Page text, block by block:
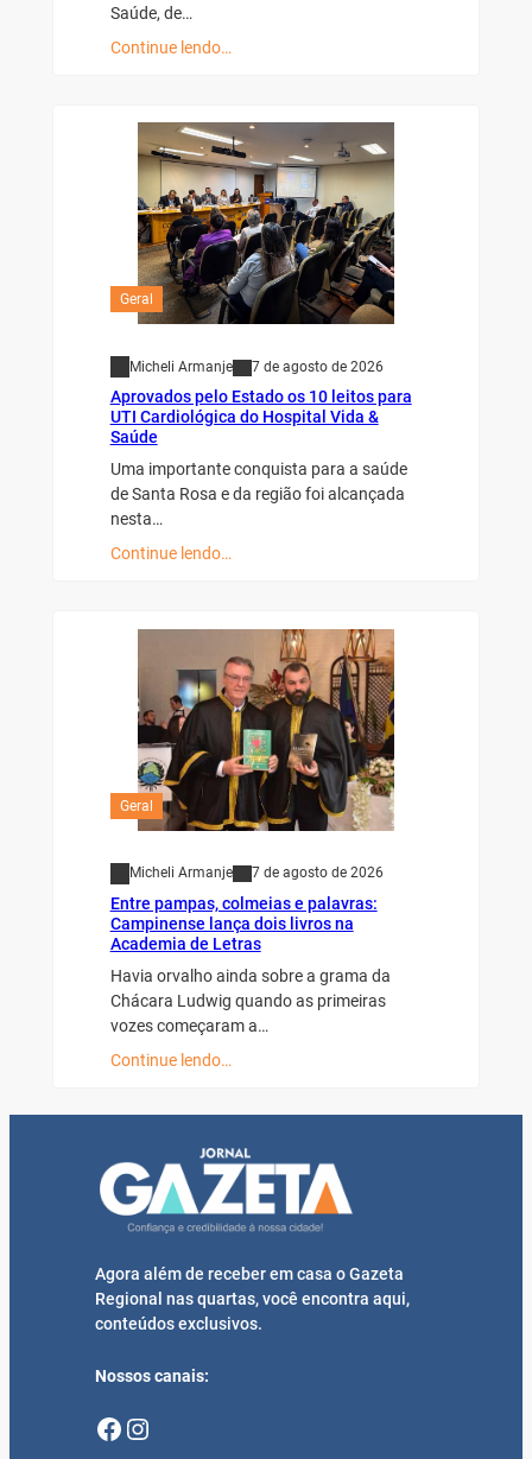
Saúde, de…
Continue lendo…
Geral
Micheli Armanje 7 de agosto de 2026
Aprovados pelo Estado os 10 leitos para
UTI Cardiológica do Hospital Vida &
Saúde
Uma importante conquista para a saúde
de Santa Rosa e da região foi alcançada
nesta…
Continue lendo…
Geral
Micheli Armanje 7 de agosto de 2026
Entre pampas, colmeias e palavras:
Campinense lança dois livros na
Academia de Letras
Havia orvalho ainda sobre a grama da
Chácara Ludwig quando as primeiras
vozes começaram a…
Continue lendo…
Agora além de receber em casa o Gazeta
Regional nas quartas, você encontra aqui,
conteúdos exclusivos.
Nossos canais:
Facebook Instagram